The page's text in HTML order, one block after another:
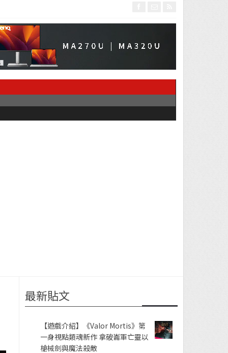
最新貼文
【遊戲介紹】《Valor Mortis》第
一身視點類魂新作 拿破崙軍亡靈以
槍械劍與魔法殺敵